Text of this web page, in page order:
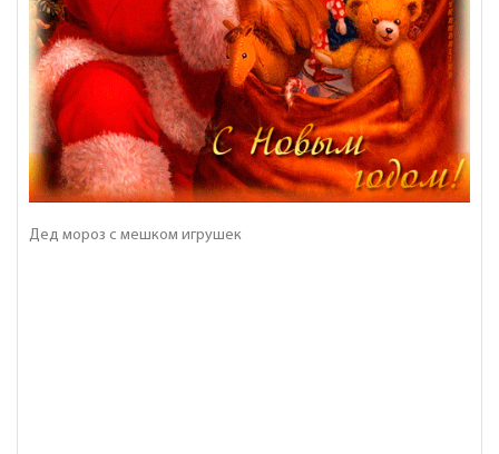
Дед мороз с мешком игрушек